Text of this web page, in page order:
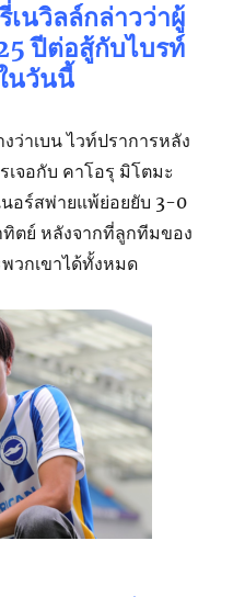
นวิลล์กล่าวว่าผู้
ปีต่อสู้กับไบรท์
นวันนี้
ว่าเบน ไวท์ปราการหลัง
จอกับ คาโอรุ มิโตมะ
อร์สพ่ายแพ้ย่อยยับ 3-0
ทิตย์ หลังจากที่ลูกทีมของ
พวกเขาได้ทั้งหมด